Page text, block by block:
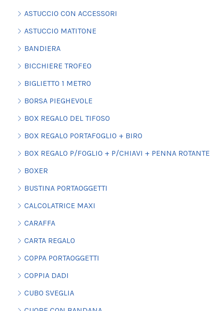
ASTUCCIO CON ACCESSORI
ASTUCCIO MATITONE
BANDIERA
BICCHIERE TROFEO
BIGLIETTO 1 METRO
BORSA PIEGHEVOLE
BOX REGALO DEL TIFOSO
BOX REGALO PORTAFOGLIO + BIRO
BOX REGALO P/FOGLIO + P/CHIAVI + PENNA ROTANTE
BOXER
BUSTINA PORTAOGGETTI
CALCOLATRICE MAXI
CARAFFA
CARTA REGALO
COPPA PORTAOGGETTI
COPPIA DADI
CUBO SVEGLIA